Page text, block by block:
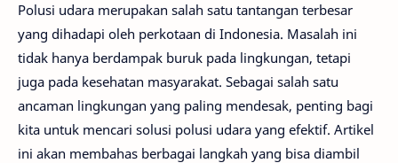
Polusi udara merupakan salah satu tantangan terbesar
yang dihadapi oleh perkotaan di Indonesia. Masalah ini
tidak hanya berdampak buruk pada lingkungan, tetapi
juga pada kesehatan masyarakat. Sebagai salah satu
ancaman lingkungan yang paling mendesak, penting bagi
kita untuk mencari solusi polusi udara yang efektif. Artikel
ini akan membahas berbagai langkah yang bisa diambil